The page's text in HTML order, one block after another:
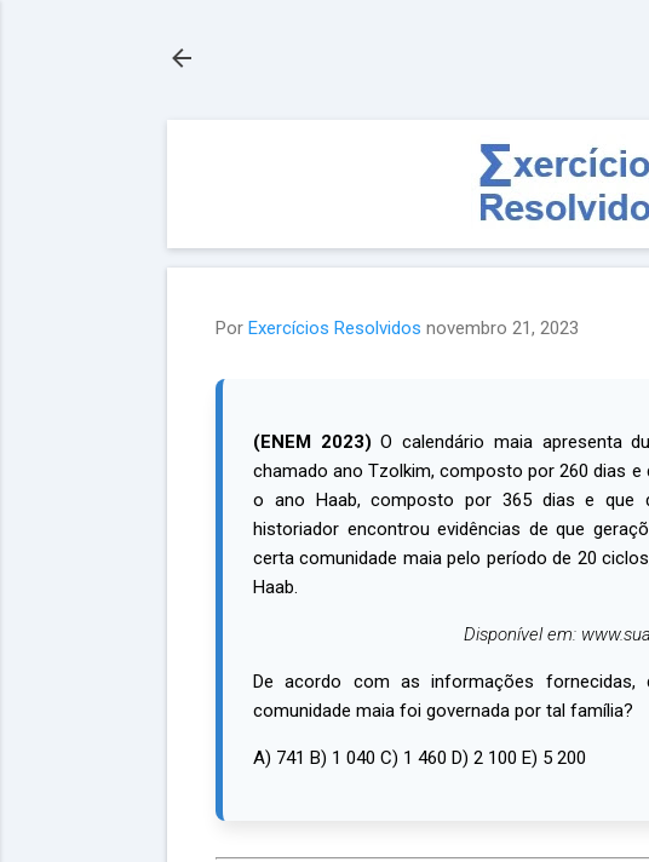
Por Exercícios Resolvidos novembro 21, 2023
(ENEM 2023) O calendário maia apresenta
chamado ano Tzolkim, composto por 260 dias e
o ano Haab, composto por 365 dias e que
historiador encontrou evidências de que
certa comunidade maia pelo período de 20
Haab.
Disponível em:
De acordo com as informações fornecidas,
comunidade maia foi governada por tal família?
A) 741 B) 1 040 C) 1 460 D) 2 100 E) 5 200